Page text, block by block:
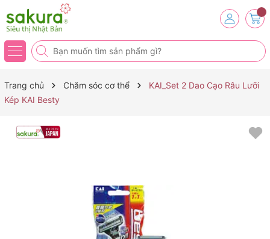
Trang chủ Chăm sóc cơ thể
KAI_Set 2 Dao Cạo Râu Lưỡi
Kép KAI Besty